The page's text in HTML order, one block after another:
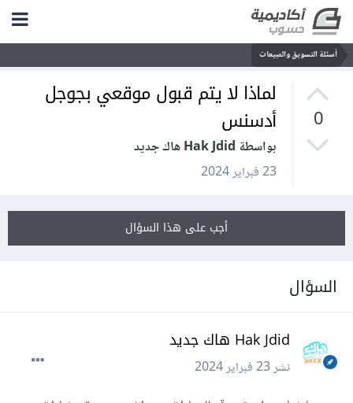
أسئلة التسويق والمبيعات
0
لماذا لا يتم قبول موقعي بجوجل
أدسنس
بواسطة Hak Jdid هاك جديد
23 فبراير 2024
أجب على هذا السؤال
السؤال
Hak Jdid هاك جديد
نشر23 فبراير 2024